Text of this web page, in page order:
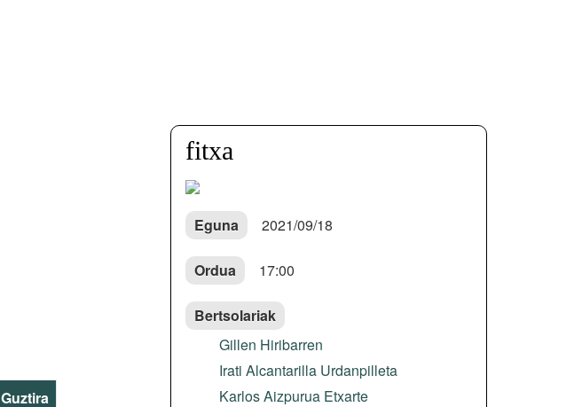
Guztira
fitxa
Eguna 2021/09/18
Ordua 17:00
Bertsolariak
Gillen Hiribarren
Irati Alcantarilla Urdanpilleta
Karlos Aizpurua Etxarte